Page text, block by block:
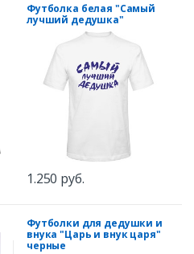
Футболка белая "Самый
лучший дедушка"
1.250 руб.
Футболки для дедушки и
внука "Царь и внук царя"
черные